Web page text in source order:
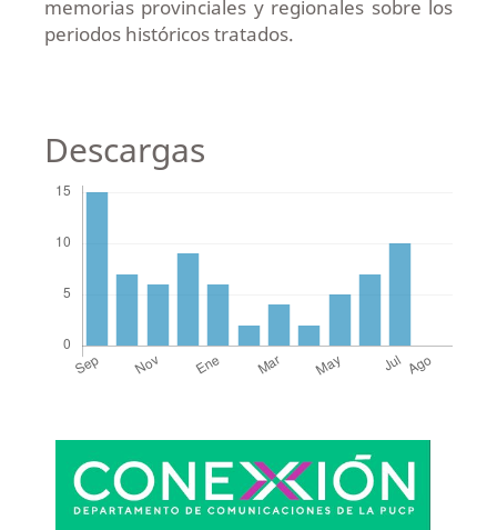
memorias provinciales y regionales sobre los
periodos históricos tratados.
Descargas